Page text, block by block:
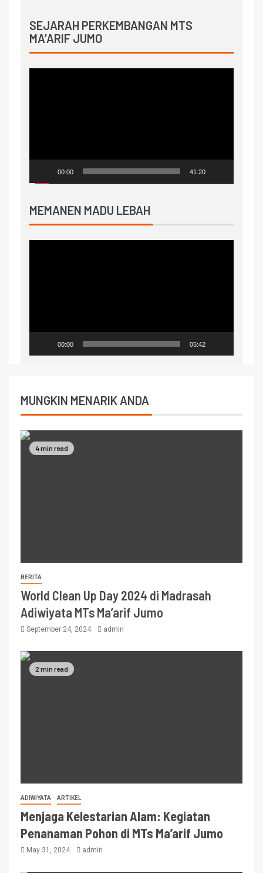
SEJARAH PERKEMBANGAN MTS
MA’ARIF JUMO
00:00 41:20
MEMANEN MADU LEBAH
00:00 05:42
MUNGKIN MENARIK ANDA
4 min read
BERITA
World Clean Up Day 2024 di Madrasah
Adiwiyata MTs Ma’arif Jumo
September 24, 2024 admin
2 min read
ADIWIYATA ARTIKEL
Menjaga Kelestarian Alam: Kegiatan
Penanaman Pohon di MTs Ma’arif Jumo
May 31, 2024 admin